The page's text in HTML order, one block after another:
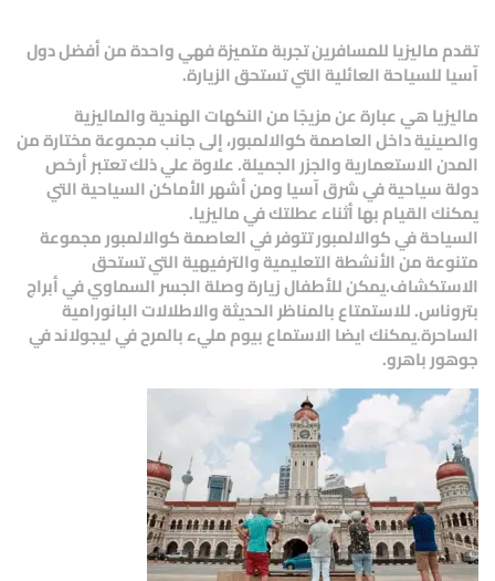
تقدم ماليزيا للمسافرين تجربة متميزة فهي واحدة من أفضل دول
آسيا للسياحة العائلية التي تستحق الزيارة.
ماليزيا هي عبارة عن مزيجًا من النكهات الهندية والماليزية
والصينية داخل العاصمة كوالالمبور، إلى جانب مجموعة مختارة من
المدن الاستعمارية والجزر الجميلة. علاوة علي ذلك تعتبر أرخص
دولة سياحية في شرق آسيا ومن أشهر الأماكن السياحية التي
يمكنك القيام بها أثناء عطلتك في ماليزيا.
السياحة في كوالالمبور تتوفر في العاصمة كوالالمبور مجموعة
متنوعة من الأنشطة التعليمية والترفيهية التي تستحق
الاستكشاف.يمكن للأطفال زيارة وصلة الجسر السماوي في أبراج
بتروناس. للاستمتاع بالمناظر الحديثة والاطلالات البانورامية
الساحرة.يمكنك ايضا الاستماع بيوم مليء بالمرح في ليجولاند في
جوهور باهرو.